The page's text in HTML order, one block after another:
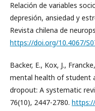
Relación de variables
depresión, ansiedad y
Revista chilena de
https://doi.org/10.4067/
Backer, E., Kox, J.,
mental health of student
dropout: A systematic
76(10), 2447-2780.